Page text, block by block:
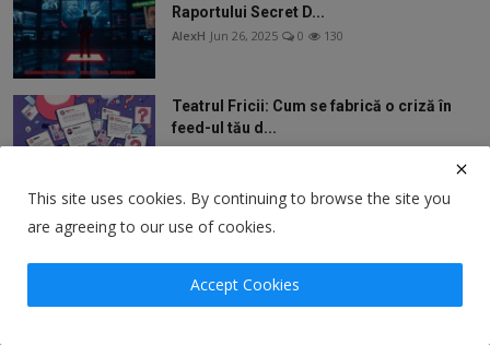
Raportului Secret D...
AlexH Jun 26, 2025 0 130
Teatrul Fricii: Cum se fabrică o criză în
feed-ul tău d...
AlexH Jun 18, 2025 0 17
Efectul Amazon Prime: De ce Conveniența
AlexH Jun 18, 2025 0 22
This site uses cookies. By continuing to browse the site you
are agreeing to our use of cookies.
Accept Cookies